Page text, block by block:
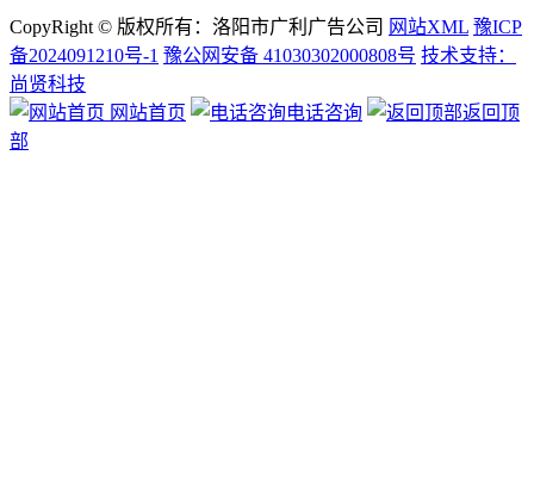
CopyRight © 版权所有：洛阳市广利广告公司 网站XML 豫ICP
备2024091210号-1 豫公网安备 41030302000808号 技术支持：
尚贤科技
网站首页
电话咨询
返回顶
部